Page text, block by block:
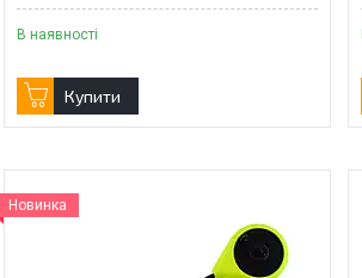
В наявності
Купити
Новинка